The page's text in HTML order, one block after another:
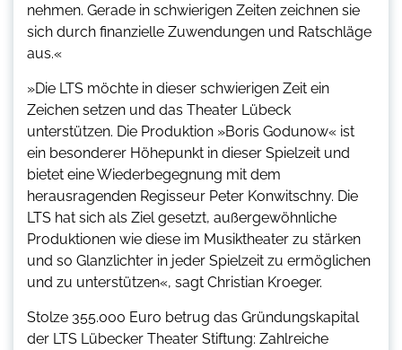
nehmen. Gerade in schwierigen Zeiten zeichnen sie
sich durch finanzielle Zuwendungen und Ratschläge
aus.«
»Die LTS möchte in dieser schwierigen Zeit ein
Zeichen setzen und das Theater Lübeck
unterstützen. Die Produktion »Boris Godunow« ist
ein besonderer Höhepunkt in dieser Spielzeit und
bietet eine Wiederbegegnung mit dem
herausragenden Regisseur Peter Konwitschny. Die
LTS hat sich als Ziel gesetzt, außergewöhnliche
Produktionen wie diese im Musiktheater zu stärken
und so Glanzlichter in jeder Spielzeit zu ermöglichen
und zu unterstützen«, sagt Christian Kroeger.
Stolze 355.000 Euro betrug das Gründungskapital
der LTS Lübecker Theater Stiftung: Zahlreiche